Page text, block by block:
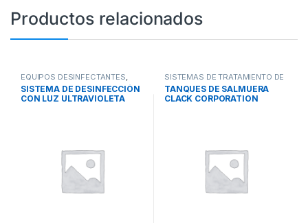
Productos relacionados
EQUIPOS DESINFECTANTES
LAMPARAS DE LUZ
ULTRAVIOLETA,SISTEMAS DE
TRATAMIENTO DE AGUA
SISTEMA DE DESINFECCIÓN
CON LUZ ULTRAVIOLETA
SISTEMAS DE TRATAMIENTO DE
AGUA,TANQUES DE SALMUERA
TANQUES Y COMPONENTES
TANQUES DE SALMUERA
CLACK CORPORATION